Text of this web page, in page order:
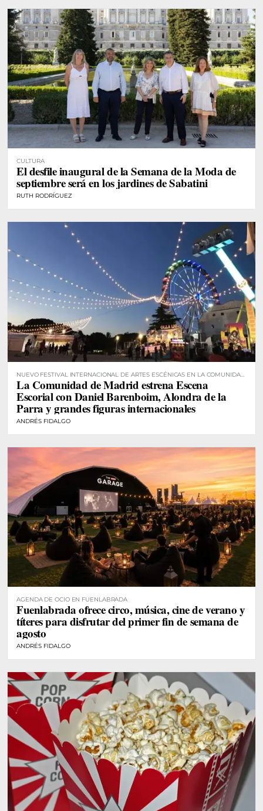
CULTURA
El desfile inaugural de la Semana de la Moda de
septiembre será en los jardines de Sabatini
RUTH RODRÍGUEZ
NUEVO FESTIVAL INTERNACIONAL DE ARTES ESCÉNICAS EN LA COMUNIDAD
DE MADRID
La Comunidad de Madrid estrena Escena
Escorial con Daniel Barenboim, Alondra de la
Parra y grandes figuras internacionales
ANDRÉS FIDALGO
AGENDA DE OCIO EN FUENLABRADA
Fuenlabrada ofrece circo, música, cine de verano y
títeres para disfrutar del primer fin de semana de
agosto
ANDRÉS FIDALGO